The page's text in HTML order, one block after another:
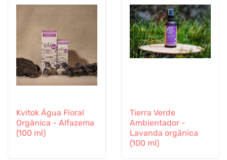
Kvitok Água Floral
Orgânica - Alfazema
(100 ml)
Tierra Verde
Ambientador -
Lavanda orgânica
(100 ml)